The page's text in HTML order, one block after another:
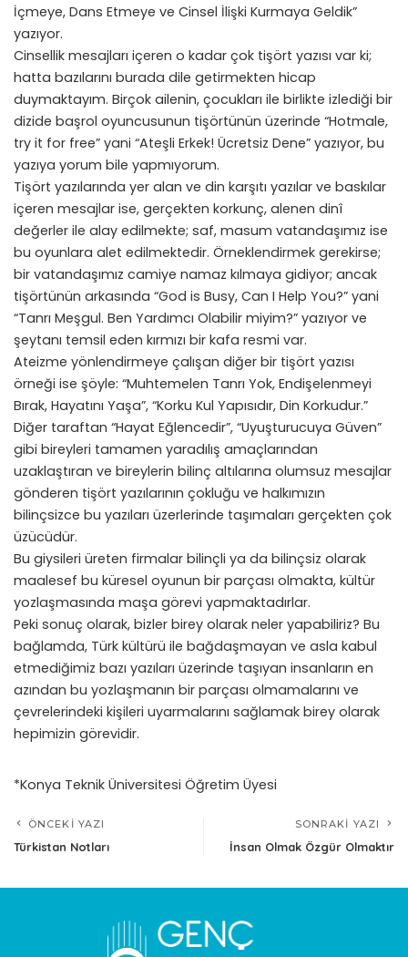
İçmeye, Dans Etmeye ve Cinsel İlişki Kurmaya Geldik”
yazıyor.
Cinsellik mesajları içeren o kadar çok tişört yazısı var ki;
hatta bazılarını burada dile getirmekten hicap
duymaktayım. Birçok ailenin, çocukları ile birlikte izlediği bir
dizide başrol oyuncusunun tişörtünün üzerinde “Hotmale,
try it for free” yani “Ateşli Erkek! Ücretsiz Dene” yazıyor, bu
yazıya yorum bile yapmıyorum.
Tişört yazılarında yer alan ve din karşıtı yazılar ve baskılar
içeren mesajlar ise, gerçekten korkunç, alenen dinî
değerler ile alay edilmekte; saf, masum vatandaşımız ise
bu oyunlara alet edilmektedir. Örneklendirmek gerekirse;
bir vatandaşımız camiye namaz kılmaya gidiyor; ancak
tişörtünün arkasında “God is Busy, Can I Help You?” yani
“Tanrı Meşgul. Ben Yardımcı Olabilir miyim?” yazıyor ve
şeytanı temsil eden kırmızı bir kafa resmi var.
Ateizme yönlendirmeye çalışan diğer bir tişört yazısı
örneği ise şöyle: “Muhtemelen Tanrı Yok, Endişelenmeyi
Bırak, Hayatını Yaşa”, “Korku Kul Yapısıdır, Din Korkudur.”
Diğer taraftan “Hayat Eğlencedir”, “Uyuşturucuya Güven”
gibi bireyleri tamamen yaradılış amaçlarından
uzaklaştıran ve bireylerin bilinç altılarına olumsuz mesajlar
gönderen tişört yazılarının çokluğu ve halkımızın
bilinçsizce bu yazıları üzerlerinde taşımaları gerçekten çok
üzücüdür.
Bu giysileri üreten firmalar bilinçli ya da bilinçsiz olarak
maalesef bu küresel oyunun bir parçası olmakta, kültür
yozlaşmasında maşa görevi yapmaktadırlar.
Peki sonuç olarak, bizler birey olarak neler yapabiliriz? Bu
bağlamda, Türk kültürü ile bağdaşmayan ve asla kabul
etmediğimiz bazı yazıları üzerinde taşıyan insanların en
azından bu yozlaşmanın bir parçası olmamalarını ve
çevrelerindeki kişileri uyarmalarını sağlamak birey olarak
hepimizin görevidir.
*Konya Teknik Üniversitesi Öğretim Üyesi
ÖNCEKI YAZI
Türkistan Notları
SONRAKI YAZI
İnsan Olmak Özgür Olmaktır